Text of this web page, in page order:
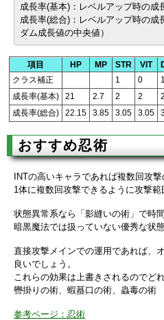
成長率(基本)：レベルアップ時の成
成長率(総合)：レベルアップ時の
ダム成長値の中央値）
項目 HP MP STR VIT
クラス補正
1 0 1
成長率(基本)
21 2.7 2 2 2
成長率(総合)
22.15 3.85 3.05 3.05
おすすめ忍術
INTの高いキャラであれば複数回攻
1体に複数回攻撃できるように攻撃範
状態異常系なら「影縫いの術」で時
暗黒魔法では扱っていない優秀な状態
直接攻撃メインでの運用であれば、
良いでしょう。
これらの効果は上書きされるのでど
轡掛りの術、蝦蟇口の術、蟲毒の術
参考ページ：忍術